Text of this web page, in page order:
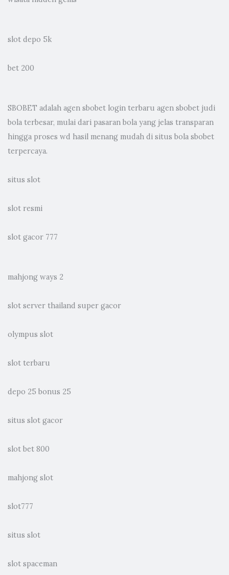
slot depo 5k
bet 200
SBOBET adalah agen sbobet login terbaru agen sbobet judi
bola terbesar, mulai dari pasaran bola yang jelas transparan
hingga proses wd hasil menang mudah di situs bola sbobet
terpercaya.
situs slot
slot resmi
slot gacor 777
mahjong ways 2
slot server thailand super gacor
olympus slot
slot terbaru
depo 25 bonus 25
situs slot gacor
slot bet 800
mahjong slot
slot777
situs slot
slot spaceman